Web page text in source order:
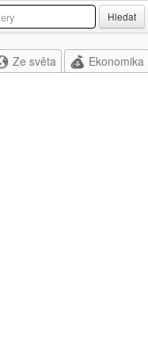
Hledat
Ze světa Ekonomika